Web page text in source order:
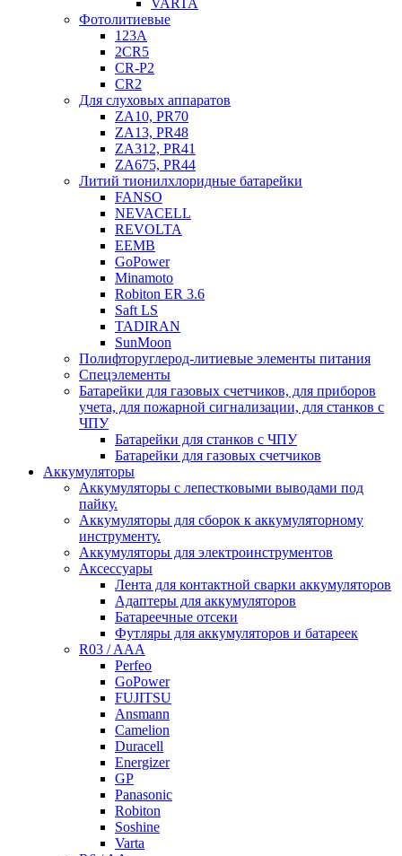
VARTA
Фотолитиевые
123A
2CR5
CR-P2
CR2
Для слуховых аппаратов
ZA10, PR70
ZA13, PR48
ZA312, PR41
ZA675, PR44
Литий тионилхлоридные батарейки
FANSO
NEVACELL
REVOLTA
EEMB
GoPower
Minamoto
Robiton ER 3.6
Saft LS
TADIRAN
SunMoon
Полифторуглерод-литиевые элементы питания
Спецэлементы
Батарейки для газовых счетчиков, для приборов
учета, для пожарной сигнализации, для станков с
ЧПУ
Батарейки для станков с ЧПУ
Батарейки для газовых счетчиков
Аккумуляторы
Аккумуляторы с лепестковыми выводами под
пайку.
Аккумуляторы для сборок к аккумуляторному
инструменту.
Аккумуляторы для электроинструментов
Аксессуары
Лента для контактной сварки аккумуляторов
Адаптеры для аккумуляторов
Батареечные отсеки
Футляры для аккумуляторов и батареек
R03 / AAA
Perfeo
GoPower
FUJITSU
Ansmann
Camelion
Duracell
Energizer
GP
Panasonic
Robiton
Soshine
Varta